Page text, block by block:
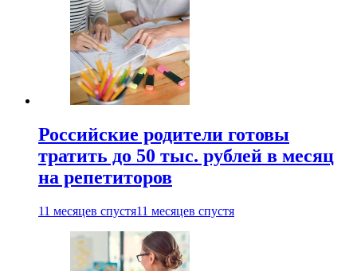
Российские родители готовы
тратить до 50 тыс. рублей в месяц
на репетиторов
11 месяцев спустя11 месяцев спустя